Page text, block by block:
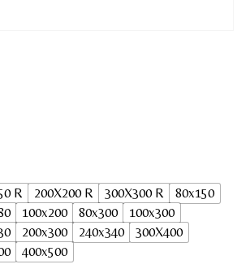
R 200X200 R 300X300 R
80x150
100x200 80x300
100x300
200x300 240x340
300X400
400x500
Recibir mi oferta